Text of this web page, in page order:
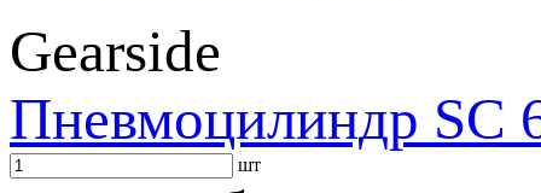
Gearside
Пневмоцилиндр SC
шт